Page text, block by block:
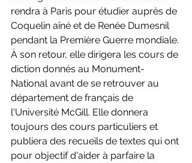
rendra à Paris pour étudier auprès de
Coquelin aîné et de Renée Dumesnil
pendant la Première Guerre mondiale.
À son retour, elle dirigera les cours de
diction donnés au Monument-
National avant de se retrouver au
département de français de
l'Université McGill. Elle donnera
toujours des cours particuliers et
publiera des recueils de textes qui ont
pour objectif d'aider à parfaire la